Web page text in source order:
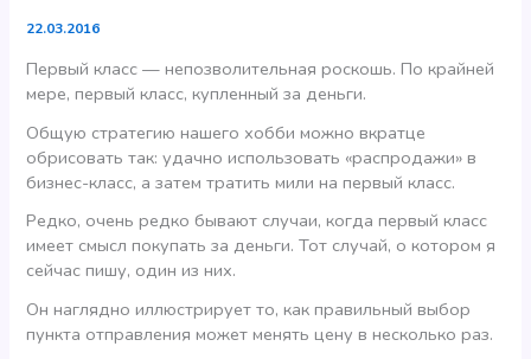
22.03.2016
Первый класс — непозволительная роскошь. По крайней
мере, первый класс, купленный за деньги.
Общую стратегию нашего хобби можно вкратце
обрисовать так: удачно использовать «распродажи» в
бизнес-класс, а затем тратить мили на первый класс.
Редко, очень редко бывают случаи, когда первый класс
имеет смысл покупать за деньги. Тот случай, о котором я
сейчас пишу, один из них.
Он наглядно иллюстрирует то, как правильный выбор
пункта отправления может менять цену в несколько раз.